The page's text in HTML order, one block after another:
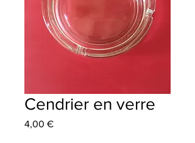
Cendrier en verre
4,00 €Prezzo